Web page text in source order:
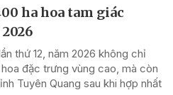
ha hoa tam giác
thứ 12, năm 2026 không chỉ
đặc trưng vùng cao, mà còn
Tuyên Quang sau khi hợp nhất